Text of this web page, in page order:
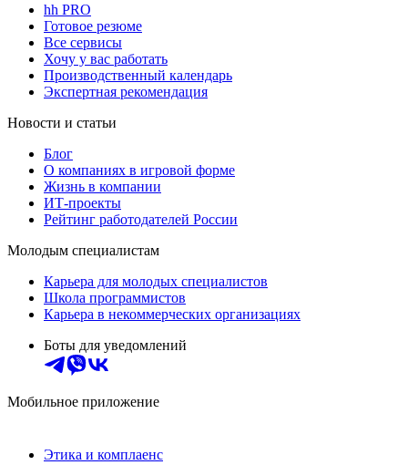
hh PRO
Готовое резюме
Все сервисы
Хочу у вас работать
Производственный календарь
Экспертная рекомендация
Новости и статьи
Блог
О компаниях в игровой форме
Жизнь в компании
ИТ-проекты
Рейтинг работодателей России
Молодым специалистам
Карьера для молодых специалистов
Школа программистов
Карьера в некоммерческих организациях
Боты для уведомлений
Мобильное приложение
Этика и комплаенс